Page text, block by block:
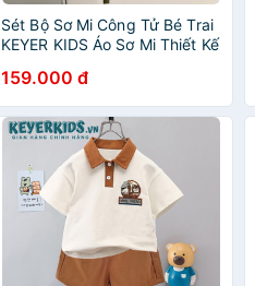
Sét Bộ Sơ Mi Công Tử Bé Trai
KEYER KIDS Áo Sơ Mi Thiết Kế
SM06
159.000 đ